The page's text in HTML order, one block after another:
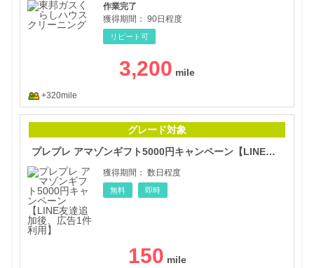
作業完了
獲得期間： 90日程度
リピート可
3,200
+320mile
グレード対象
プレプレ アマゾンギフト5000円キャンペーン【LINE友達追加後、広告1件利用】
獲得期間： 数日程度
無料 即時
150